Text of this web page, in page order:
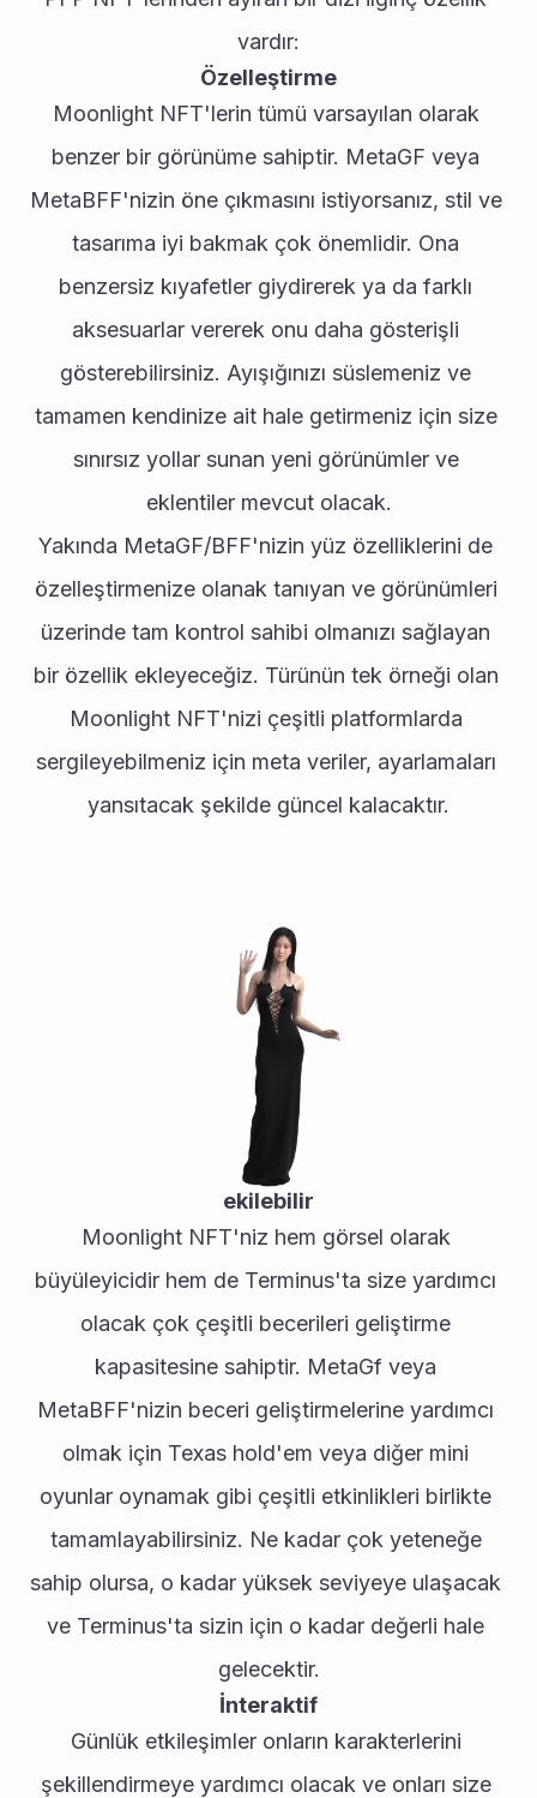
vardır:
Özelleştirme
Moonlight NFT'lerin tümü varsayılan olarak
benzer bir görünüme sahiptir. MetaGF veya
MetaBFF'nizin öne çıkmasını istiyorsanız, stil ve
tasarıma iyi bakmak çok önemlidir. Ona
benzersiz kıyafetler giydirerek ya da farklı
aksesuarlar vererek onu daha gösterişli
gösterebilirsiniz. Ayışığınızı süslemeniz ve
tamamen kendinize ait hale getirmeniz için size
sınırsız yollar sunan yeni görünümler ve
eklentiler mevcut olacak.
Yakında MetaGF/BFF'nizin yüz özelliklerini de
özelleştirmenize olanak tanıyan ve görünümleri
üzerinde tam kontrol sahibi olmanızı sağlayan
bir özellik ekleyeceğiz. Türünün tek örneği olan
Moonlight NFT'nizi çeşitli platformlarda
sergileyebilmeniz için meta veriler, ayarlamaları
yansıtacak şekilde güncel kalacaktır.
ekilebilir
Moonlight NFT'niz hem görsel olarak
büyüleyicidir hem de Terminus'ta size yardımcı
olacak çok çeşitli becerileri geliştirme
kapasitesine sahiptir. MetaGf veya
MetaBFF'nizin beceri geliştirmelerine yardımcı
olmak için Texas hold'em veya diğer mini
oyunlar oynamak gibi çeşitli etkinlikleri birlikte
tamamlayabilirsiniz. Ne kadar çok yeteneğe
sahip olursa, o kadar yüksek seviyeye ulaşacak
ve Terminus'ta sizin için o kadar değerli hale
gelecektir.
İnteraktif
Günlük etkileşimler onların karakterlerini
şekillendirmeye yardımcı olacak ve onları size